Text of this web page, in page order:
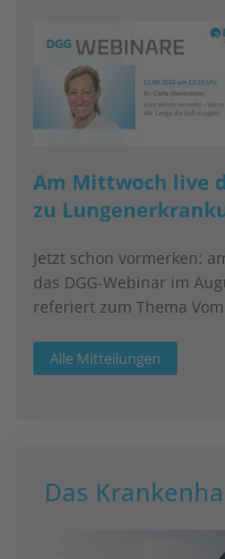
Am Mittwoch live
zu
Jetzt schon vormerken:
das DGG-Webinar im
referiert zum Thema
Alle Mitteilungen
Das